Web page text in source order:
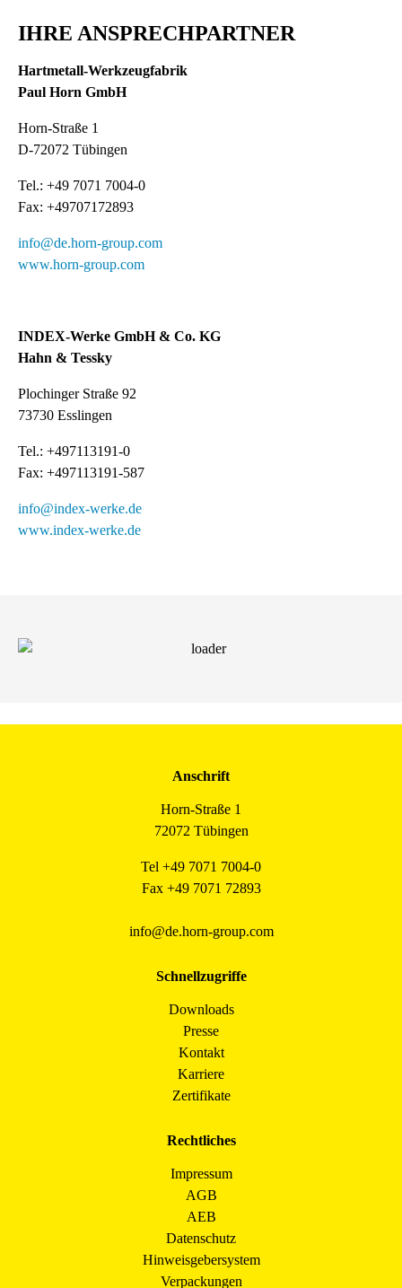
IHRE ANSPRECHPARTNER
Hartmetall-Werkzeugfabrik
Paul Horn GmbH
Horn-Straße 1
D-72072 Tübingen
Tel.: +49 7071 7004-0
Fax: +49707172893
info@de.horn-group.com
www.horn-group.com
INDEX-Werke GmbH & Co. KG
Hahn & Tessky
Plochinger Straße 92
73730 Esslingen
Tel.: +497113191-0
Fax: +497113191-587
info@index-werke.de
www.index-werke.de
Anschrift
Horn-Straße 1
72072 Tübingen
Tel +49 7071 7004-0
Fax +49 7071 72893
info@de.horn-group.com
Schnellzugriffe
Downloads
Presse
Kontakt
Karriere
Zertifikate
Rechtliches
Impressum
AGB
AEB
Datenschutz
Hinweisgebersystem
Verpackungen